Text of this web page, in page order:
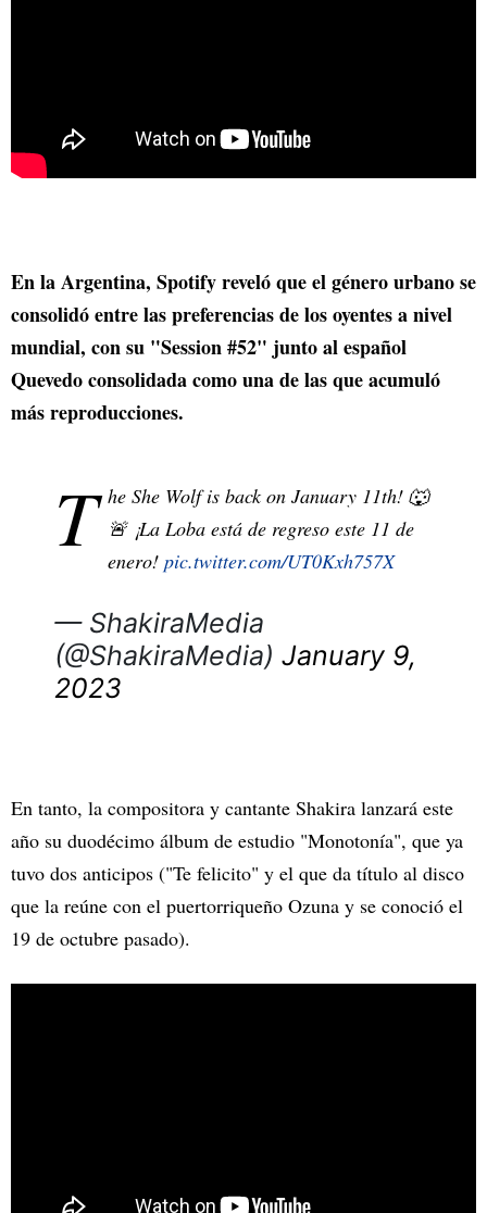
En la Argentina, Spotify reveló que el género urbano se
consolidó entre las preferencias de los oyentes a nivel
mundial, con su "Session #52" junto al español
Quevedo consolidada como una de las que acumuló
más reproducciones.
T he She Wolf is back on January 11th! 🐺
🚨 ¡La Loba está de regreso este 11 de
enero! pic.twitter.com/UT0Kxh757X
— ShakiraMedia
(@ShakiraMedia) January 9,
2023
En tanto, la compositora y cantante Shakira lanzará este
año su duodécimo álbum de estudio "Monotonía", que ya
tuvo dos anticipos ("Te felicito" y el que da título al disco
que la reúne con el puertorriqueño Ozuna y se conoció el
19 de octubre pasado).